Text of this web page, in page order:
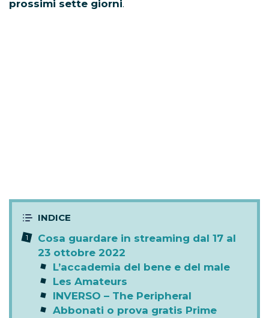
prossimi sette giorni.
Cosa guardare in streaming dal 17 al
23 ottobre 2022
L’accademia del bene e del male
Les Amateurs
INVERSO – The Peripheral
Abbonati o prova gratis Prime